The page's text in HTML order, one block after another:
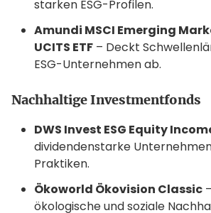
starken ESG-Profilen.
Amundi MSCI Emerging
UCITS ETF – Deckt
ESG-Unternehmen ab.
Nachhaltige Investmentfonds
DWS Invest ESG Equity
dividendenstarke
Praktiken.
Ökoworld Ökovision Classic
ökologische und soziale